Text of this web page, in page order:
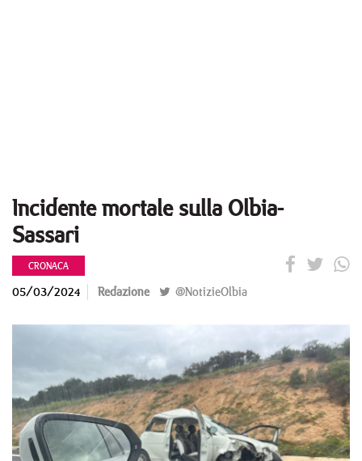
Incidente mortale sulla Olbia-
Sassari
CRONACA
05/03/2024 Redazione @NotizieOlbia